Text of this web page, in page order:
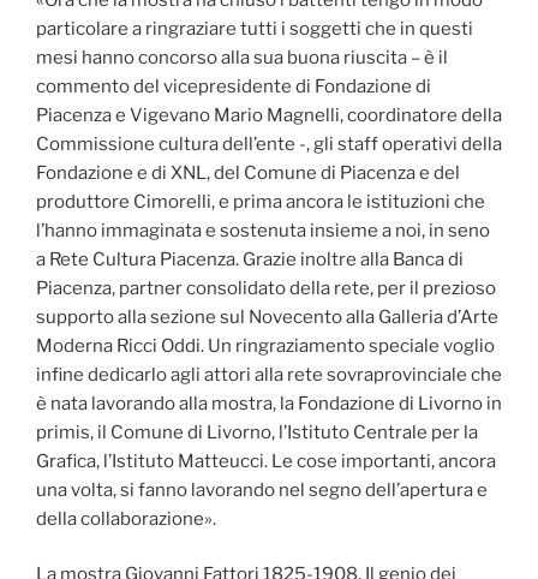
particolare a ringraziare tutti i soggetti che in questi
mesi hanno concorso alla sua buona riuscita – è il
commento del vicepresidente di Fondazione di
Piacenza e Vigevano Mario Magnelli, coordinatore della
Commissione cultura dell’ente -, gli staff operativi della
Fondazione e di XNL, del Comune di Piacenza e del
produttore Cimorelli, e prima ancora le istituzioni che
l’hanno immaginata e sostenuta insieme a noi, in seno
a Rete Cultura Piacenza. Grazie inoltre alla Banca di
Piacenza, partner consolidato della rete, per il prezioso
supporto alla sezione sul Novecento alla Galleria d’Arte
Moderna Ricci Oddi. Un ringraziamento speciale voglio
infine dedicarlo agli attori alla rete sovraprovinciale che
è nata lavorando alla mostra, la Fondazione di Livorno in
primis, il Comune di Livorno, l’Istituto Centrale per la
Grafica, l’Istituto Matteucci. Le cose importanti, ancora
una volta, si fanno lavorando nel segno dell’apertura e
della collaborazione».
La mostra Giovanni Fattori 1825-1908. Il genio dei